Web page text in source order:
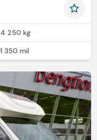
4 250 kg
1 350 mil